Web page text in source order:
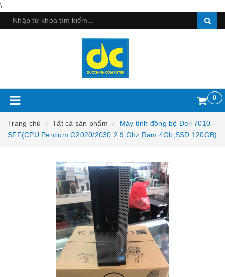
\
0
Trang chủ Tất cả sản phẩm
Máy tính đồng bộ Dell 7010
SFF(CPU Pentium G2020/2030 2.9 Ghz,Ram 4Gb,SSD 120GB)